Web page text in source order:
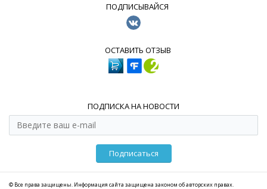
ПОДПИСЫВАЙСЯ
ОСТАВИТЬ ОТЗЫВ
ПОДПИСКА НА НОВОСТИ
Подписаться
© Все права защищены. Информация сайта защищена законом об авторских правах.